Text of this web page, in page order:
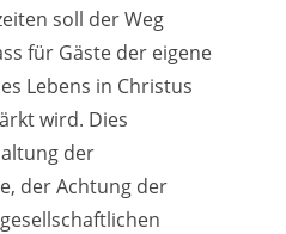
soll der Weg
für Gäste der eigene
Lebens in Christus
wird. Dies
der
der Achtung der